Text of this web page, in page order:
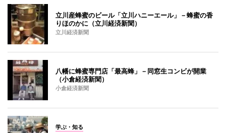
立川産蜂蜜のビール「立川ハニーエール」－蜂蜜の香
りほのかに（立川経済新聞）
立川経済新聞
八幡に蜂蜜専門店「最高蜂」－同窓生コンビが開業
（小倉経済新聞）
小倉経済新聞
学ぶ・知る